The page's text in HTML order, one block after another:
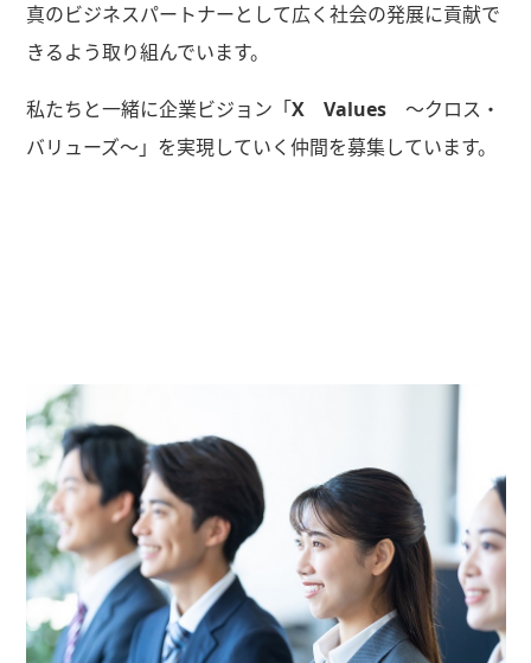
真のビジネスパートナーとして広く社会の発展に貢献で
きるよう取り組んでいます。
私たちと一緒に企業ビジョン「X Values～クロス・
バリューズ～」を実現していく仲間を募集しています。
採用トップメッセージ